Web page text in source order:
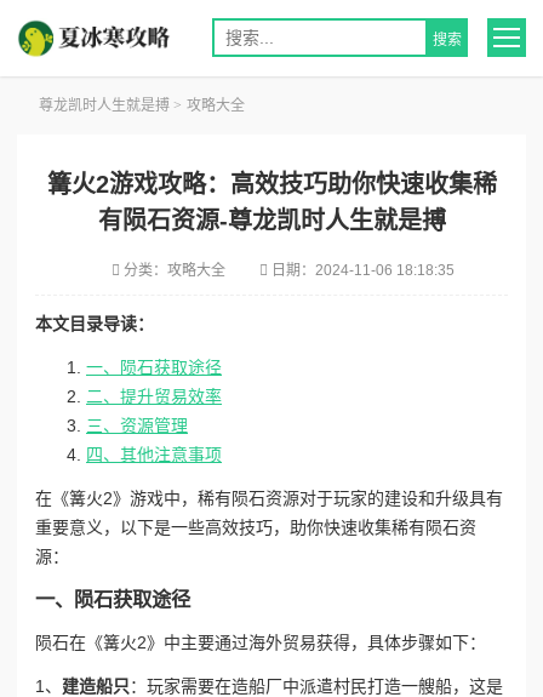
尊龙凯时人生就是搏 > 攻略大全
篝火2游戏攻略：高效技巧助你快速收集稀
有陨石资源-尊龙凯时人生就是搏
分类： 攻略大全 日期： 2024-11-06 18:18:35
本文目录导读：
一、陨石获取途径
二、提升贸易效率
三、资源管理
四、其他注意事项
在《篝火2》游戏中，稀有陨石资源对于玩家的建设和升级具有
重要意义，以下是一些高效技巧，助你快速收集稀有陨石资
源：
一、陨石获取途径
陨石在《篝火2》中主要通过海外贸易获得，具体步骤如下：
1、 建造船只：玩家需要在造船厂中派遣村民打造一艘船，这是